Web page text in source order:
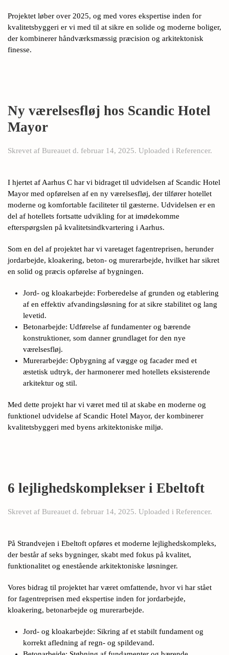
Projektet løber over 2025, og med vores ekspertise inden for
kvalitetsbyggeri er vi med til at sikre en solide og moderne boliger,
der kombinerer håndværksmæssig præcision og arkitektonisk
finesse.
Ny værelsesfløj hos Scandic Hotel
Mayor
Skrevet af Bureauet d. februar 14, 2025. Uploaded i Referencer.
I hjertet af Aarhus C har vi bidraget til udvidelsen af Scandic Hotel
Mayor med opførelsen af en ny værelsesfløj, der tilfører hotellet
moderne og komfortable faciliteter til gæsterne. Udvidelsen er en
del af hotellets fortsatte udvikling for at imødekomme
efterspørgslen på kvalitetsindkvartering i Aarhus.
Som en del af projektet har vi varetaget fagentreprisen, herunder
jordarbejde, kloakering, beton- og murerarbejde, hvilket har sikret
en solid og præcis opførelse af bygningen.
Jord- og kloakarbejde: Forberedelse af grunden og etablering
af en effektiv afvandingsløsning for at sikre stabilitet og lang
levetid.
Betonarbejde: Udførelse af fundamenter og bærende
konstruktioner, som danner grundlaget for den nye
værelsesfløj.
Murerarbejde: Opbygning af vægge og facader med et
æstetisk udtryk, der harmonerer med hotellets eksisterende
arkitektur og stil.
Med dette projekt har vi været med til at skabe en moderne og
funktionel udvidelse af Scandic Hotel Mayor, der kombinerer
kvalitetsbyggeri med byens arkitektoniske miljø.
6 lejlighedskomplekser i Ebeltoft
Skrevet af Bureauet d. februar 14, 2025. Uploaded i Referencer.
På Strandvejen i Ebeltoft opføres et moderne lejlighedskompleks,
der består af seks bygninger, skabt med fokus på kvalitet,
funktionalitet og enestående arkitektoniske løsninger.
Vores bidrag til projektet har været omfattende, hvor vi har stået
for fagentreprisen med ekspertise inden for jordarbejde,
kloakering, betonarbejde og murerarbejde.
Jord- og kloakarbejde: Sikring af et stabilt fundament og
korrekt afledning af regn- og spildevand.